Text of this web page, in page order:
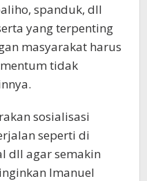
spanduk, dll
yang terpenting
masyarakat harus
tidak
sosialisasi
seperti di
dll agar semakin
Imanuel